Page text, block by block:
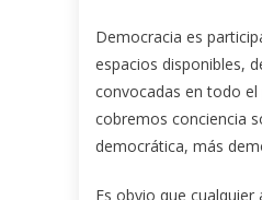
Democracia es
espacios disponibles,
convocadas en todo
cobremos conciencia
democrática, más
Es obvio que